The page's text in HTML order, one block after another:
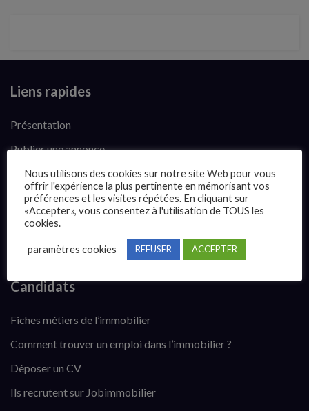
Liens rapides
Présentation
Publier une annonce
Offres d’emploi
Questions fréquentes
Blog
Contact
Candidats
Fiches métiers de l’immobilier
Comment trouver un emploi dans l’immobilier ?
Déposer un CV
Ils recrutent sur Jobimmobilier
Nous utilisons des cookies sur notre site Web pour vous
offrir l'expérience la plus pertinente en mémorisant vos
préférences et les visites répétées. En cliquant sur
«Accepter», vous consentez à l'utilisation de TOUS les
cookies.
paramètres cookies REFUSER ACCEPTER